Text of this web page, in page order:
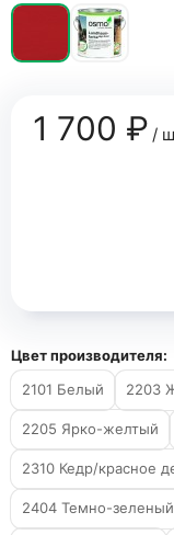
1 700 ₽/
Цвет производителя:
2101 Белый
2203
2205 Ярко-желтый
2310 Кедр/красное
2404 Темно-зеленый